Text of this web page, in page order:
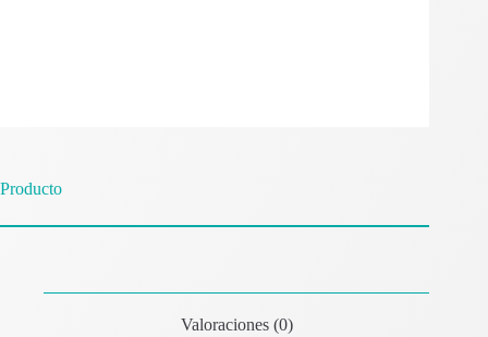
Producto
Valoraciones (0)